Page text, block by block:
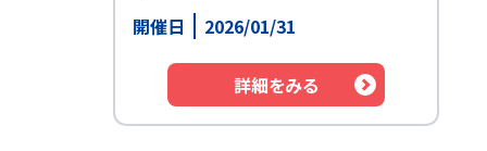
開催日
2026/01/31
詳細をみる